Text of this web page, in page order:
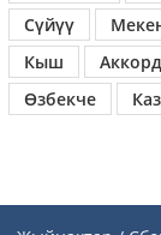
Сүйүү
Кыш
Өзбекче